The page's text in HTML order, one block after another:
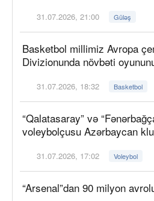
31.07.2026, 21:00 Güləş
Basketbol millimiz Avropa
Divizionunda növbəti
31.07.2026, 18:32 Basketbol
“Qalatasaray” və
voleybolçusu Azərbaycan
31.07.2026, 17:02 Voleybol
“Arsenal”dan 90 milyon